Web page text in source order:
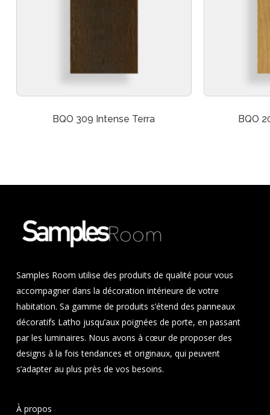
BQO 309 Intense Terra BQO
Samples Room utilise des produits de qualité pour vous
accompagner dans la décoration intérieure de votre
habitation. Sa gamme de produits s’étend des panneaux
décoratifs Latho jusqu’aux poignées de porte, en passant
par les luminaires. Nous avons à cœur de proposer des
designs à la fois tendances et originaux, qui peuvent
s’adapter au plus près de vos besoins.
À propos